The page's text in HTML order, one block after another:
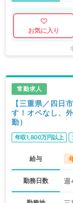
お気に入り
常勤求人
【三重県／四日
す！オペなし、
勤）
年収1,800万円以上
給与
勤務日数 週